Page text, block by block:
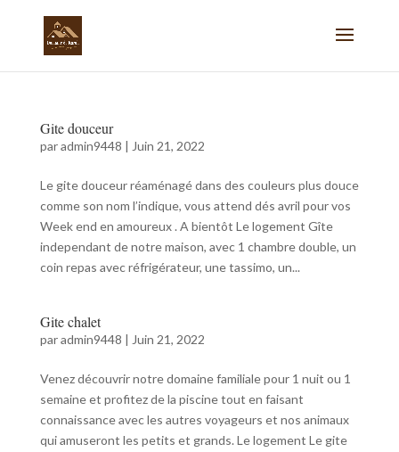
Gite douceur
paradmin9448 | Juin 21, 2022
Le gite douceur réaménagé dans des couleurs plus douce
comme son nom l’indique, vous attend dés avril pour vos
Week end en amoureux . A bientôt Le logement Gîte
independant de notre maison, avec 1 chambre double, un
coin repas avec réfrigérateur, une tassimo, un...
Gite chalet
paradmin9448 | Juin 21, 2022
Venez découvrir notre domaine familiale pour 1 nuit ou 1
semaine et profitez de la piscine tout en faisant
connaissance avec les autres voyageurs et nos animaux
qui amuseront les petits et grands. Le logement Le gite